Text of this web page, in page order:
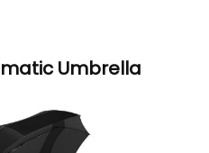
Umbrella